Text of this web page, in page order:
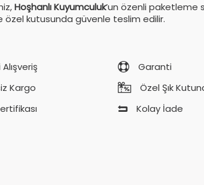
Hoşhanlı Kuyumculuk’un özenli paketleme
özel kutusunda güvenle teslim edilir.
Garanti
Kargo
Özel Şık
Kolay İade